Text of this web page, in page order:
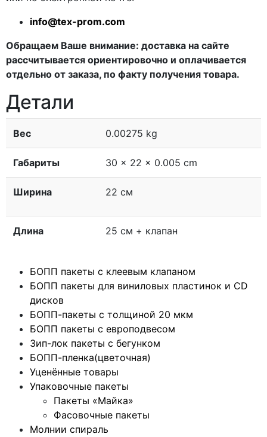
info@tex-prom.com
Обращаем Ваше внимание: доставка на сайте
рассчитывается ориентировочно и оплачивается
отдельно от заказа, по факту получения товара.
Детали
Вес 0.00275 kg
Габариты 30 × 22 × 0.005 cm
Ширина 22 см
Длина 25 см + клапан
БОПП пакеты с клеевым клапаном
БОПП пакеты для виниловых пластинок и CD
дисков
БОПП-пакеты с толщиной 20 мкм
БОПП пакеты с европодвесом
Зип-лок пакеты с бегунком
БОПП-пленка(цветочная)
Уценённые товары
Упаковочные пакеты
Пакеты «Майка»
Фасовочные пакеты
Молнии спираль